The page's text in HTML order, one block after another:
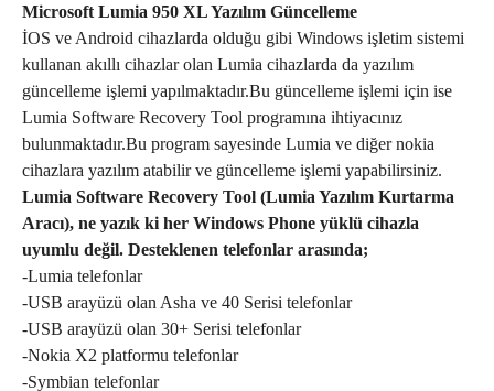
Microsoft Lumia 950 XL Yazılım Güncelleme
İOS ve Android cihazlarda olduğu gibi Windows işletim sistemi
kullanan akıllı cihazlar olan Lumia cihazlarda da yazılım
güncelleme işlemi yapılmaktadır.Bu güncelleme işlemi için ise
Lumia Software Recovery Tool programına ihtiyacınız
bulunmaktadır.Bu program sayesinde Lumia ve diğer nokia
cihazlara yazılım atabilir ve güncelleme işlemi yapabilirsiniz.
Lumia Software Recovery Tool (Lumia Yazılım Kurtarma
Aracı), ne yazık ki her Windows Phone yüklü cihazla
uyumlu değil. Desteklenen telefonlar arasında;
-Lumia telefonlar
-USB arayüzü olan Asha ve 40 Serisi telefonlar
-USB arayüzü olan 30+ Serisi telefonlar
-Nokia X2 platformu telefonlar
-Symbian telefonlar